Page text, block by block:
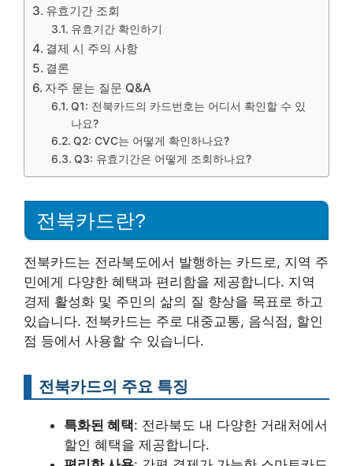
유효기간 조회
유효기간 확인하기
결제 시 주의 사항
결론
자주 묻는 질문 Q&A
Q1: 전북카드의 카드번호는 어디서 확인할 수 있
나요?
Q2: CVC는 어떻게 확인하나요?
Q3: 유효기간은 어떻게 조회하나요?
전북카드란?
전북카드는 전라북도에서 발행하는 카드로, 지역 주
민에게 다양한 혜택과 편리함을 제공합니다. 지역
경제 활성화 및 주민의 삶의 질 향상을 목표로 하고
있습니다. 전북카드는 주로 대중교통, 음식점, 할인
점 등에서 사용할 수 있습니다.
전북카드의 주요 특징
특화된 혜택: 전라북도 내 다양한 거래처에서
할인 혜택을 제공합니다.